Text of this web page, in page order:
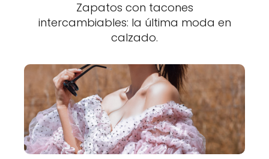
Zapatos con tacones
intercambiables: la última moda en
calzado.